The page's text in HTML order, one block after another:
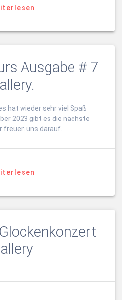
Ausgabe # 7
hat wieder sehr viel Spaß
2023 gibt es die nächste
freuen uns darauf.